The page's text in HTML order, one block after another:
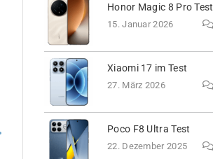
Honor Magic 8 Pro Test
15. Januar 2026
Xiaomi 17 im Test
27. März 2026
Poco F8 Ultra Test
22. Dezember 2025